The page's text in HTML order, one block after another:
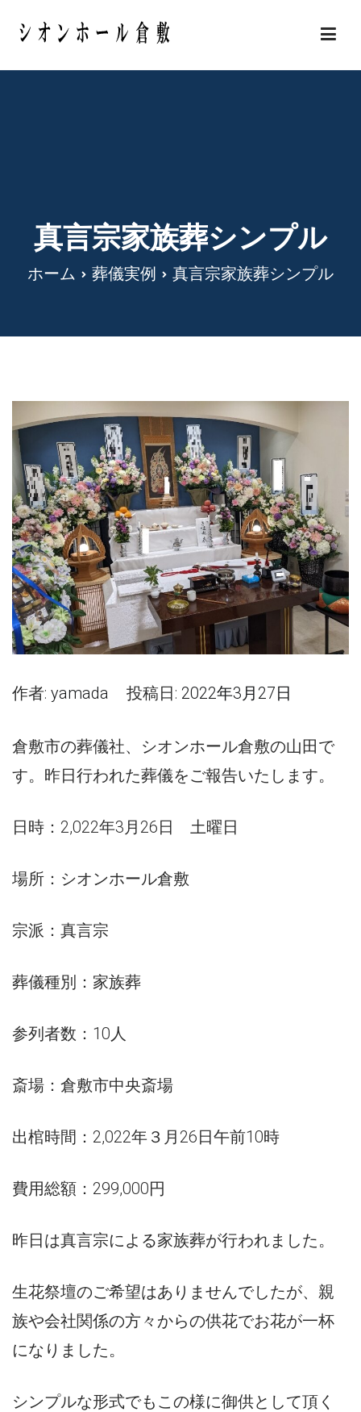
を
真言宗家族葬シンプル
ホーム 葬儀実例 真言宗家族葬シンプル
作者: yamada 投稿日: 2022年3月27日
倉敷市の葬儀社、シオンホール倉敷の山田で
す。昨日行われた葬儀をご報告いたします。
日時：2,022年3月26日 土曜日
場所：シオンホール倉敷
宗派：真言宗
葬儀種別：家族葬
参列者数：10人
斎場：倉敷市中央斎場
出棺時間：2,022年３月26日午前10時
費用総額：299,000円
昨日は真言宗による家族葬が行われました。
生花祭壇のご希望はありませんでしたが、親
族や会社関係の方々からの供花でお花が一杯
になりました。
シンプルな形式でもこの様に御供として頂く